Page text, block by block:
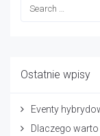
Ostatnie wpisy
Eventy
Dlaczego